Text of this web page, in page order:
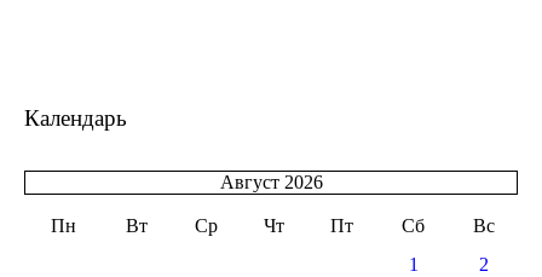
Календарь
Август 2026
Пн Вт Ср Чт Пт Сб
Вс
1
2